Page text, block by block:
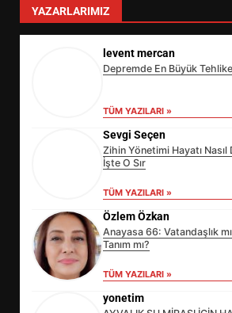
YAZARLARIMIZ
levent mercan
Depremde En Büyük
TÜM YAZILARI »
Sevgi Seçen
Zihin Yönetimi Hayatı
İşte O Sır
TÜM YAZILARI »
Özlem Özkan
Anayasa 66: Vatandaşlık
Tanım mı?
TÜM YAZILARI »
yonetim